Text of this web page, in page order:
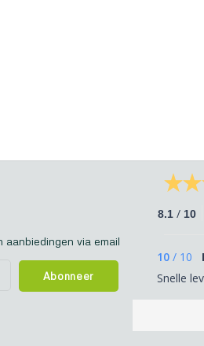
via email
Abonneer
8.1 / 10
10 / 10
Snelle